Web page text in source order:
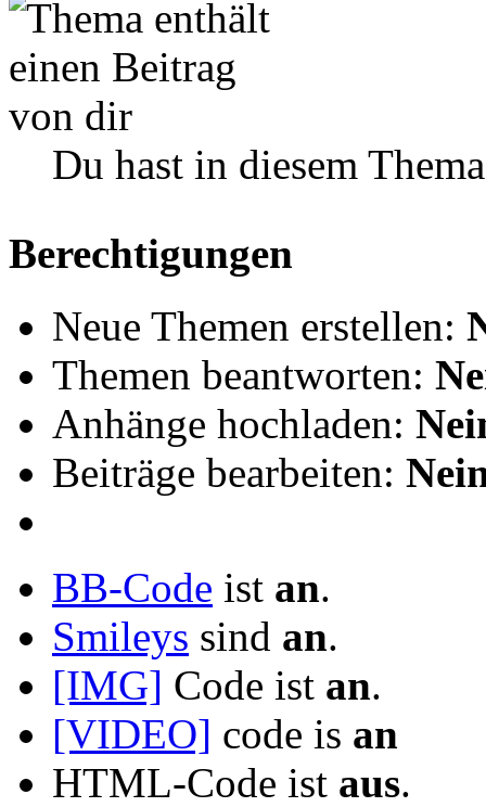
Du hast in diesem
Berechtigungen
Neue Themen erstellen:
Themen beantworten:
Anhänge hochladen:
Beiträge bearbeiten:
BB-Code ist an.
Smileys sind an.
[IMG] Code ist an.
[VIDEO] code is an
HTML-Code ist aus.